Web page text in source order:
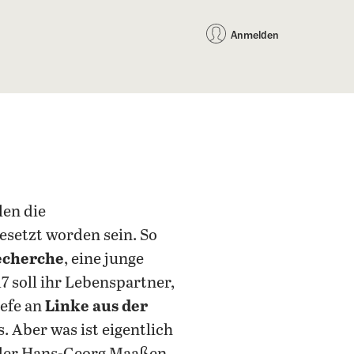
Anmelden
die
worden sein. So
, eine junge
soll ihr Lebenspartner,
anLinke aus der
Aber was ist eigentlich